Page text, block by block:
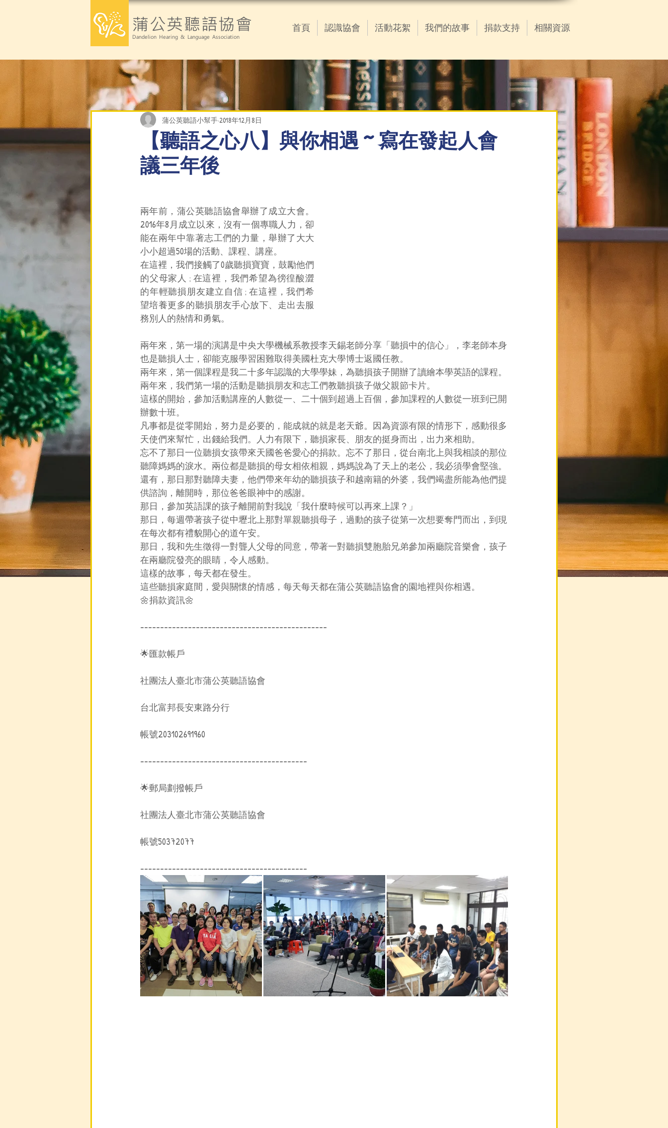
蒲公英聽語協會
Dandelion Hearing & Language Association
首頁 認識協會 活動花絮 我們的故事 捐款支持 相關資源
【聽語之心八】與你相遇 ~ 寫在發起人會
議三年後
蒲公英聽語小幫手 2018年12月8日
兩年前，蒲公英聽語協會舉辦了成立大會。
2016年8月成立以來，沒有一個專職人力，卻
能在兩年中靠著志工們的力量，舉辦了大大
小小超過50場的活動、課程、講座。
在這裡，我們接觸了0歲聽損寶寶，鼓勵他們
的父母家人 ; 在這裡，我們希望為徬徨酸澀
的年輕聽損朋友建立自信 ; 在這裡，我們希
望培養更多的聽損朋友手心放下、走出去服
務別人的熱情和勇氣。
兩年來，第一場的演講是中央大學機械系教授李天錫老師分享「聽損中的信心」，李老師本身
也是聽損人士，卻能克服學習困難取得美國杜克大學博士返國任教。
兩年來，第一個課程是我二十多年認識的大學學妹，為聽損孩子開辦了讀繪本學英語的課程。
兩年來，我們第一場的活動是聽損朋友和志工們教聽損孩子做父親節卡片。
這樣的開始，參加活動講座的人數從一、二十個到超過上百個，參加課程的人數從一班到已開
辦數十班。
凡事都是從零開始，努力是必要的，能成就的就是老天爺。因為資源有限的情形下，感動很多
天使們來幫忙，出錢給我們。人力有限下，聽損家長、朋友的挺身而出，出力來相助。
忘不了那日一位聽損女孩帶來天國爸爸愛心的捐款。忘不了那日，從台南北上與我相談的那位
聽障媽媽的淚水。兩位都是聽損的母女相依相親，媽媽說為了天上的老公，我必須學會堅強。
還有，那日那對聽障夫妻，他們帶來年幼的聽損孩子和越南籍的外婆，我們竭盡所能為他們提
供諮詢，離開時，那位爸爸眼神中的感謝。
那日，參加英語課的孩子離開前對我說「我什麼時候可以再來上課？」
那日，每週帶著孩子從中壢北上那對單親聽損母子，過動的孩子從第一次想要奪門而出，到現
在每次都有禮貌開心的道午安。
那日，我和先生徵得一對聾人父母的同意，帶著一對聽損雙胞胎兄弟參加兩廳院音樂會，孩子
在兩廳院發亮的眼睛，令人感動。
這樣的故事，每天都在發生。
這些聽損家庭間，愛與關懷的情感，每天每天都在蒲公英聽語協會的園地裡與你相遇。
🌼捐款資訊🌼
-----------------------------------------------
🌟匯款帳戶
社團法人臺北市蒲公英聽語協會
台北富邦長安東路分行
帳號203102691960
------------------------------------------
🌟郵局劃撥帳戶
社團法人臺北市蒲公英聽語協會
帳號50372077
------------------------------------------